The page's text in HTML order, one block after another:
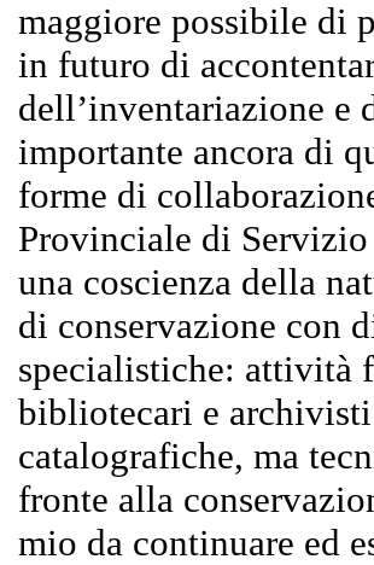
maggiore possibile di
in futuro di
dell’inventariazione e
importante ancora di
forme di
Provinciale di
una coscienza della
di conservazione con
specialistiche: attività
bibliotecari e archivisti
catalografiche, ma
fronte alla
mio da continuare ed